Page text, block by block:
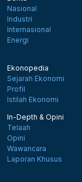
Nasional
Industri
Internasional
Energi
Ekonopedia
Sejarah Ekonomi
Profil
Istilah Ekonomi
In-Depth & Opini
Telaah
Opini
Wawancara
Laporan Khusus